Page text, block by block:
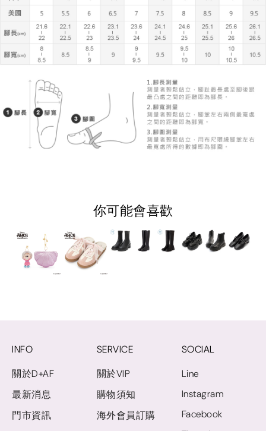
你可能會喜歡
INFO
關於D+AF
最新消息
門市資訊
SERVICE
關於VIP
購物須知
海外會員訂購
SOCIAL
Line
Instagram
Facebook